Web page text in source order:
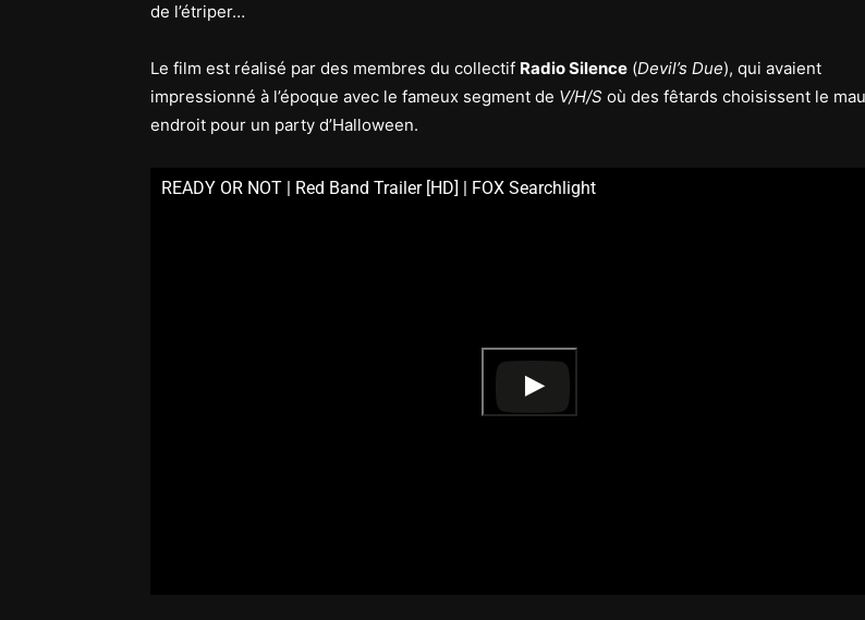
de l’étriper…
Le film est réalisé par des membres du collectif Radio Silence (Devil’s Due), qui avaient
impressionné à l’époque avec le fameux segment de V/H/S où des fêtards choisissent le
endroit pour un party d’Halloween.
READY OR NOT | Red Band Trailer [HD] | FOX Searchlight